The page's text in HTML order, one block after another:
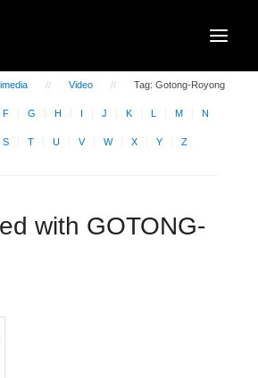
Video Tag: Gotong-Royong
F G H I J K L M N
S T U V W X Y Z
with GOTONG-